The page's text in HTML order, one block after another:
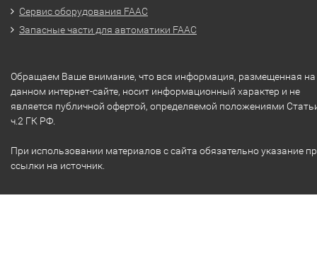
Сервис оборудования FAAC
Запасные части для автоматики FAAC
Обращаем Ваше внимание, что вся информация, размещенная на
данном интернет-сайте, носит информационный характер и не
является публичной офертой, определяемой положениями
ч.2 ГК РФ.
При использовании материалов с сайта обязательно указание
ссылки на источник.